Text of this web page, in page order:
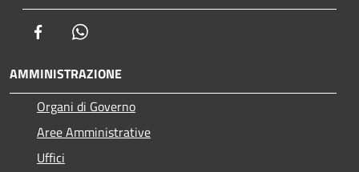
Facebook
AMMINISTRAZIONE
Organi di Governo
Aree Amministrative
Uffici